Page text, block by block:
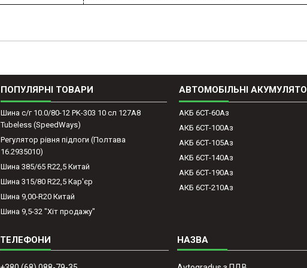
ПОПУЛЯРНІ ТОВАРИ
Шина с/г 10.0/80-12 PK-303 10 сл 127A8
Tubeless (SpeedWays)
Регулятор рівня підлоги (Полтава
16.2935010)
Шина 385/65 R22,5 Китай
Шина 315/80 R22,5 Кар'єр
Шина 9,00-R20 Китай
Шина 9,5-32 "Хіт продажу"
АВТОМОБІЛЬНІ
АКБ 6СТ-60Аз
АКБ 6СТ-100Аз
АКБ 6СТ-105Аз
АКБ 6СТ-140Аз
АКБ 6СТ-190Аз
АКБ 6СТ-210Аз